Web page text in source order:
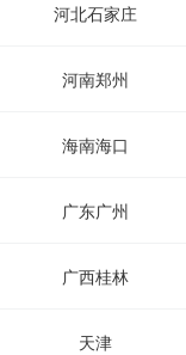
河北石家庄
河南郑州
海南海口
广东广州
广西桂林
天津